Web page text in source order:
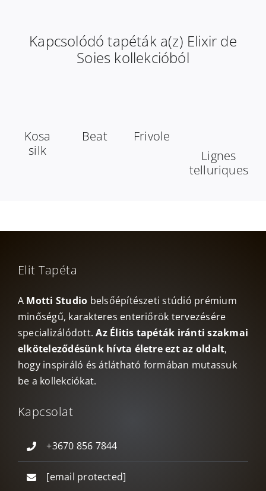
Kapcsolódó tapéták a(z) Elixir de
Soies kollekcióból
Kosa
silk
Beat
Frivole
Lignes
telluriques
Elit Tapéta
A Motti Studio belsőépítészeti stúdió prémium
minőségű, karakteres enteriőrök tervezésére
specializálódott.Az Élitis tapéták iránti szakmai
elköteleződésünk hívta életre ezt az oldalt,
hogy inspiráló és átlátható formában mutassuk
be a kollekciókat.
Kapcsolat
+3670 856 7844
[email protected]